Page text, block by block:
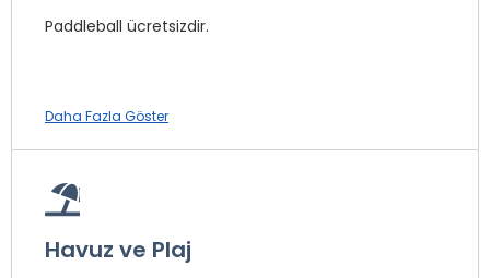
Sağlık Görevlisi *
Emanet Kasa *
Türk Hamamı *
Spa Merkezi *
Paddleball ücretsizdir.
Masa Tenisi
Fitness
Daha Fazla Göster
Havuz ve Plaj